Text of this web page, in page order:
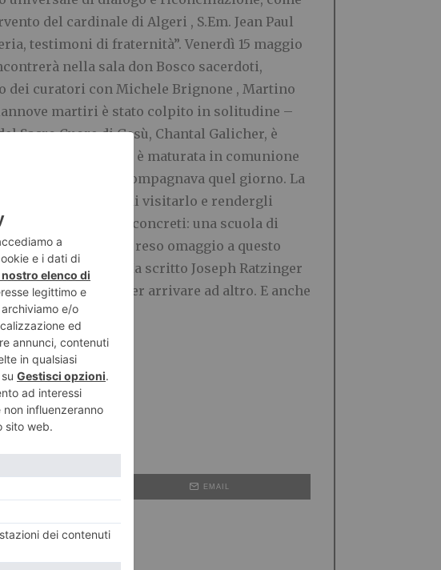
del cardinale di Algeri , S.Em. Jean Paul
testimoni di fraternità”. Venerdì 15 maggio
nella sala don Bosco sacerdoti,
dei curatori con Michele Brignone , Martino
martiri è stato colpito in solitudine –
Sacro Cuore di Gesù, Chantal Galicher, è
individuo, ma è maturata in comunione
che lo accompagnava quel giorno. La
ai musulmani di visitarlo e rendergli
opere, segni concreti: una scuola di
il 13 aprile ha reso omaggio a questo
e grandi fatti. Ha scritto Joseph Ratzinger
un’occasione. Per arrivare ad altro. E anche
EMAIL